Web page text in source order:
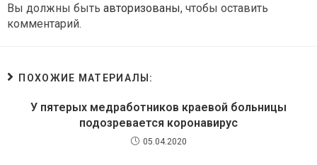
Вы должны быть авторизованы, чтобы оставить
комментарий.
ПОХОЖИЕ МАТЕРИАЛЫ:
У пятерых медработников краевой больницы
подозревается коронавирус
05.04.2020